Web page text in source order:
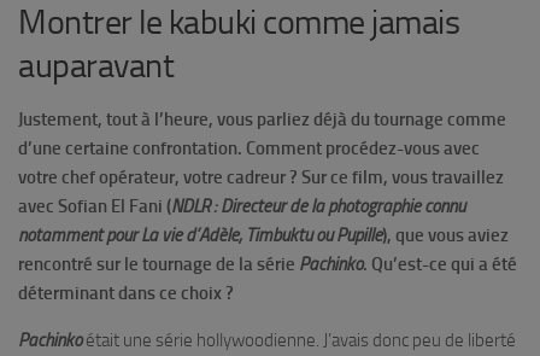
Montrer le kabuki comme jamais
auparavant
Justement, tout à l’heure, vous parliez déjà du tournage comme
d’une certaine confrontation. Comment procédez-vous avec
votre chef opérateur, votre cadreur ? Sur ce film, vous travaillez
avec Sofian El Fani (NDLR : Directeur de la photographie connu
notamment pour La vie d’Adèle, Timbuktu ou Pupille), que vous aviez
rencontré sur le tournage de la série Pachinko. Qu’est-ce qui a été
déterminant dans ce choix ?
Pachinkoétait une série hollywoodienne. J’avais donc peu de liberté